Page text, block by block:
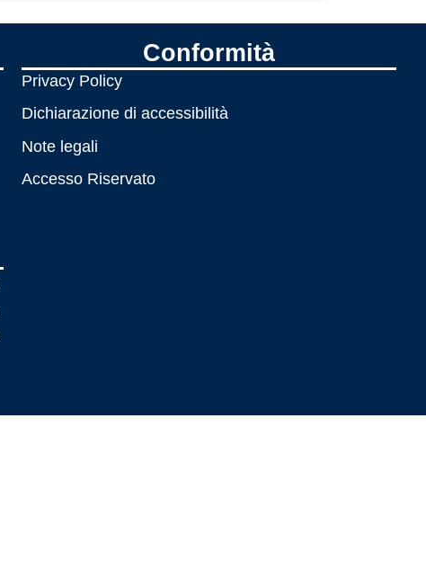
Conformità
Privacy Policy
Dichiarazione di accessibilità
Note legali
Accesso Riservato